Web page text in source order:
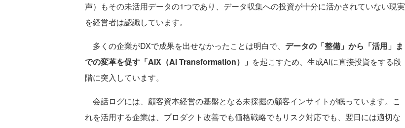
声）もその未活用データの1つであり、データ収集への投資が十分に活かされていない現実
を経営者は認識しています。
多くの企業がDXで成果を出せなかったことは明白で、 データの「整備」から「活用」ま
での変革を促す「AIX（AI Transformation）」 を起こすため、生成AIに直接投資をする段
階に突入しています。
会話ログには、顧客資本経営の基盤となる未採掘の顧客インサイトが眠っています。こ
れを活用する企業は、プロダクト改善でも価格戦略でもリスク対応でも、翌日には適切な